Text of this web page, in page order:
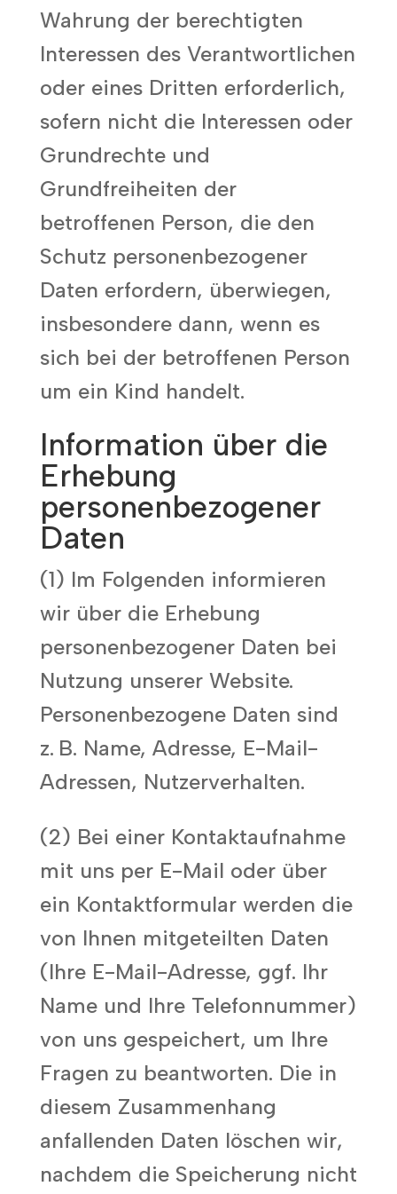
Wahrung der berechtigten
Interessen des Verantwortlichen
oder eines Dritten erforderlich,
sofern nicht die Interessen oder
Grundrechte und
Grundfreiheiten der
betroffenen Person, die den
Schutz personenbezogener
Daten erfordern, überwiegen,
insbesondere dann, wenn es
sich bei der betroffenen Person
um ein Kind handelt.
Information über die
Erhebung
personenbezogener
Daten
(1) Im Folgenden informieren
wir über die Erhebung
personenbezogener Daten bei
Nutzung unserer Website.
Personenbezogene Daten sind
z. B. Name, Adresse, E-Mail-
Adressen, Nutzerverhalten.
(2) Bei einer Kontaktaufnahme
mit uns per E-Mail oder über
ein Kontaktformular werden die
von Ihnen mitgeteilten Daten
(Ihre E-Mail-Adresse, ggf. Ihr
Name und Ihre Telefonnummer)
von uns gespeichert, um Ihre
Fragen zu beantworten. Die in
diesem Zusammenhang
anfallenden Daten löschen wir,
nachdem die Speicherung nicht